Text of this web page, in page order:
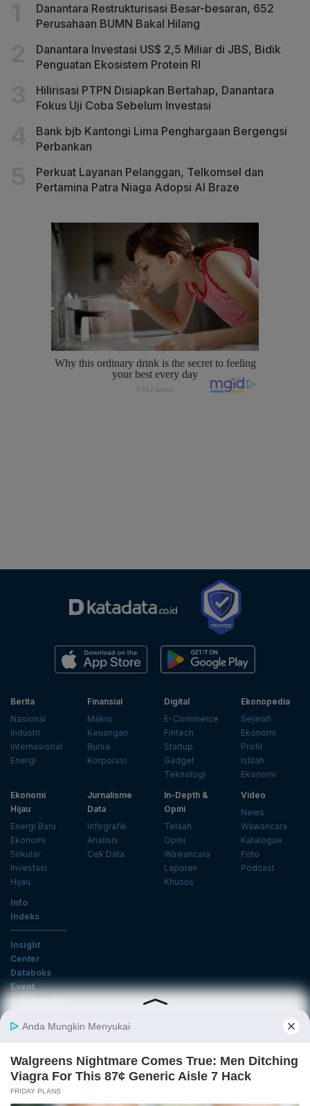
Danantara Restrukturisasi Besar-besaran, 652
Perusahaan BUMN Bakal Hilang
Danantara Investasi US$ 2,5 Miliar di JBS, Bidik
Penguatan Ekosistem Protein RI
Hilirisasi PTPN Disiapkan Bertahap, Danantara
Fokus Uji Coba Sebelum Investasi
Bank bjb Kantongi Lima Penghargaan Bergengsi
Perbankan
Perkuat Layanan Pelanggan, Telkomsel dan
Pertamina Patra Niaga Adopsi AI Braze
Berita
Nasional
Industri
Internasional
Energi
Finansial
Makro
Keuangan
Bursa
Korporasi
Digital
E-Commerce
Fintech
Startup
Gadget
Teknologi
Ekonopedia
Sejarah
Ekonomi
Profil
Istilah
Ekonomi
Ekonomi
Hijau
Energi Baru
Ekonomi
Sirkular
Investasi
Hijau
Jurnalisme
Data
Infografik
Analisis
Cek Data
In-Depth &
Opini
Telaah
Opini
Wawancara
Laporan
Khusus
Video
News
Wawancara
Katalogue
Foto
Podcast
Info
Indeks
Insight
Center
Databoks
Event
KatadataOto
Email
Daftar